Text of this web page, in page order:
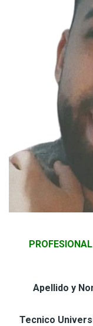
Apellido y
Tecnico